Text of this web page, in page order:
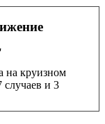
на круизном
случаев и 3